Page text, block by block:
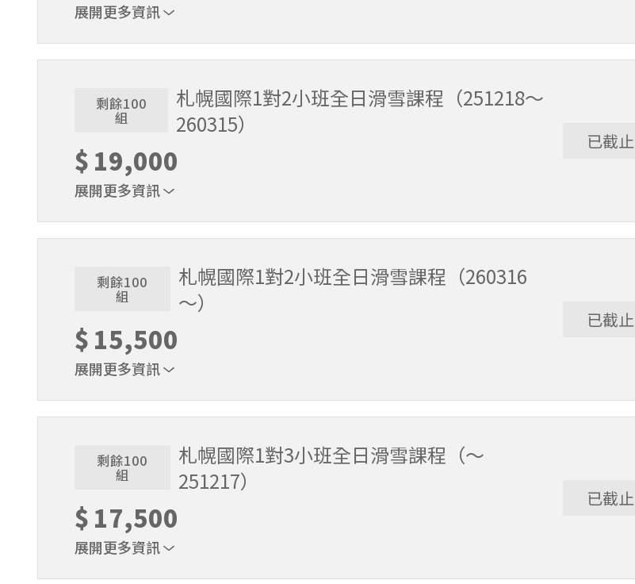
展開更多資訊
1位代表報名即可。適用期間2025/11/22～2025/12/17。課程時間9:30～15:30（含午休1小時）。
剩餘100
組
札幌國際1對2小班全日滑雪課程（251218～
260315）
$ 19,000
展開更多資訊
已截止
1位代表報名即可。適用期間2025/12/18～2026/3/15。課程時間9:30～15:30（含午休1小時）。
剩餘100
組
札幌國際1對2小班全日滑雪課程（260316
～）
$ 15,500
展開更多資訊
已截止
1位代表報名即可。適用期間2026/3/16～2026/5/6。課程時間9:30～15:30（含午休1小時）。
剩餘100
組
札幌國際1對3小班全日滑雪課程（～
251217）
$ 17,500
展開更多資訊
已截止